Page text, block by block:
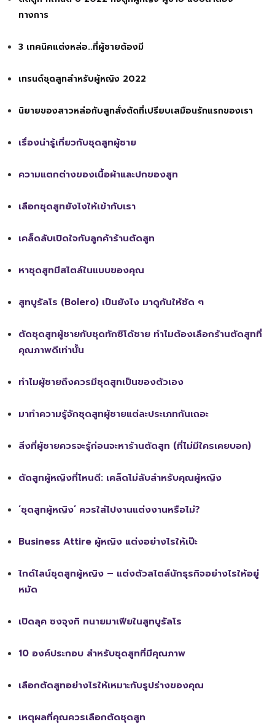
ทางการ
3 เทคนิคแต่งหล่อ..ที่ผู้ชายต้องมี
เทรนด์ชุดสูทสำหรับผู้หญิง 2022
นิยายของสาวหล่อกับสูทสั่งตัดที่เปรียบเสมือนรักแรกของเรา
เรื่องน่ารู้เกี่ยวกับชุดสูทผู้ชาย
ความแตกต่างของเนื้อผ้าและปกของสูท
เลือกชุดสูทยังไงให้เข้ากับเรา
เคล็ดลับเปิดใจกับลูกค้าร้านตัดสูท
หาชุดสูทมีสไตล์ในแบบของคุณ
สูทบูรัลโร (Bolero) เป็นยังไง มาดูกันให้ชัด ๆ
ตัดชุดสูทผู้ชายกับชุดทักซิโด้ชาย ทำไมต้องเลือกร้านตัดสูทที่
คุณภาพดีเท่านั้น
ทำไมผู้ชายถึงควรมีชุดสูทเป็นของตัวเอง
มาทำความรู้จักชุดสูทผู้ชายแต่ละประเภทกันเถอะ
สิ่งที่ผู้ชายควรจะรู้ก่อนจะหาร้านตัดสูท (ที่ไม่มีใครเคยบอก)
ตัดสูทผู้หญิงที่ไหนดี: เคล็ดไม่ลับสำหรับคุณผู้หญิง
‘ชุดสูทผู้หญิง’ ควรใส่ไปงานแต่งงานหรือไม่?
Business Attire ผู้หญิง แต่งอย่างไรให้เป๊ะ
ไกด์ไลน์ชุดสูทผู้หญิง – แต่งตัวสไตล์นักธุรกิจอย่างไรให้อยู่
หมัด
เปิดลุค ซงจุงกิ ทนายมาเฟียในสูทบูรัลโร
10 องค์ประกอบ สำหรับชุดสูทที่มีคุณภาพ
เลือกตัดสูทอย่างไรให้เหมาะกับรูปร่างของคุณ
เหตุผลที่คุณควรเลือกตัดชุดสูท